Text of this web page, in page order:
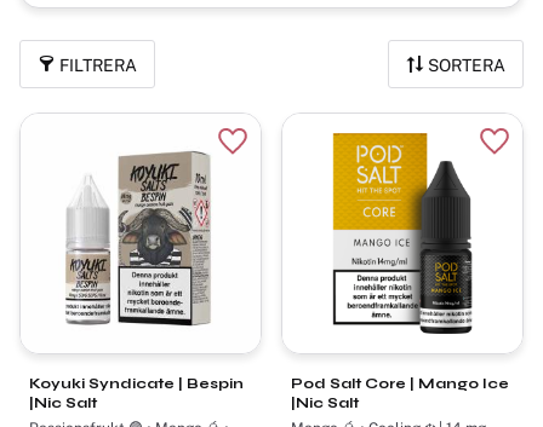
FILTRERA SORTERA
Koyuki Syndicate | Bespin
|Nic Salt
Lägg till i favoriter
Pod Salt Core | Mango Ice
|Nic Salt